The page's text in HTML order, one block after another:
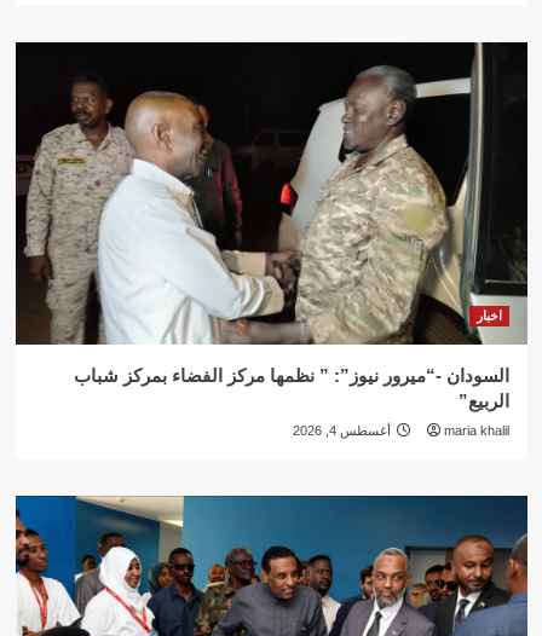
اخبار
السودان -“ميرور نيوز”: ” نظمها مركز الفضاء بمركز شباب
الربيع”
maria khalil أغسطس 4, 2026